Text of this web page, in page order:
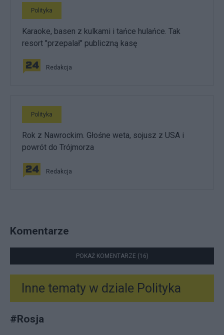
Polityka
Karaoke, basen z kulkami i tańce hulańce. Tak
resort "przepalał" publiczną kasę
Redakcja
Polityka
Rok z Nawrockim. Głośne weta, sojusz z USA i
powrót do Trójmorza
Redakcja
Komentarze
POKAŻ KOMENTARZE (16)
Inne tematy w dziale Polityka
#Rosja